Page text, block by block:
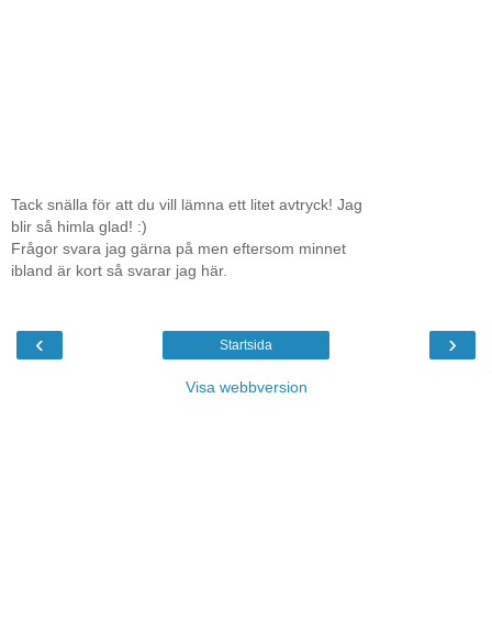
Tack snälla för att du vill lämna ett litet avtryck! Jag
blir så himla glad! :)
Frågor svara jag gärna på men eftersom minnet
ibland är kort så svarar jag här.
‹ ›
Startsida
Visa webbversion